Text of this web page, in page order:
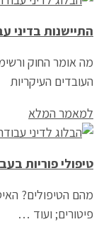
התיישנות בדיני
מה אומר החוק
העובדים העיקריות
למאמר המלא
טיפולי פוריות
מהם הטיפולים?
פיטורים; ועוד …